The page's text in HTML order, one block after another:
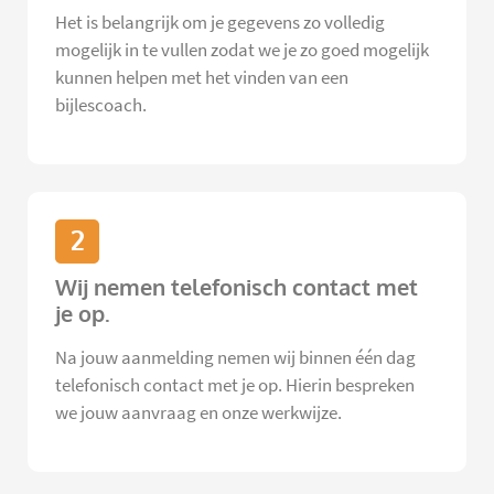
Het is belangrijk om je gegevens zo volledig
mogelijk in te vullen zodat we je zo goed mogelijk
kunnen helpen met het vinden van een
bijlescoach.
2
Wij nemen telefonisch contact met
je op.
Na jouw aanmelding nemen wij binnen één dag
telefonisch contact met je op. Hierin bespreken
we jouw aanvraag en onze werkwijze.